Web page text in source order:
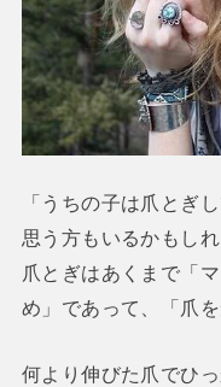
「うちの子は爪とぎ
思う方もいるかもしれ
爪とぎはあくまで「
め」であって、「爪
何より伸びた爪でひ